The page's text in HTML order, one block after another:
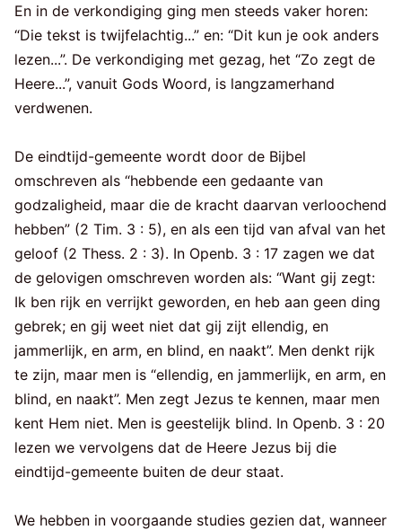
En in de verkondiging ging men steeds vaker horen:
“Die tekst is twijfelachtig...” en: “Dit kun je ook anders
lezen...”. De verkondiging met gezag, het “Zo zegt de
Heere...”, vanuit Gods Woord, is langzamerhand
verdwenen.
De eindtijd-gemeente wordt door de Bijbel
omschreven als “hebbende een gedaante van
godzaligheid, maar die de kracht daarvan verloochend
hebben” (2 Tim. 3 : 5), en als een tijd van afval van het
geloof (2 Thess. 2 : 3). In Openb. 3 : 17 zagen we dat
de gelovigen omschreven worden als: “Want gij zegt:
Ik ben rijk en verrijkt geworden, en heb aan geen ding
gebrek; en gij weet niet dat gij zijt ellendig, en
jammerlijk, en arm, en blind, en naakt”. Men denkt rijk
te zijn, maar men is “ellendig, en jammerlijk, en arm, en
blind, en naakt”. Men zegt Jezus te kennen, maar men
kent Hem niet. Men is geestelijk blind. In Openb. 3 : 20
lezen we vervolgens dat de Heere Jezus bij die
eindtijd-gemeente buiten de deur staat.
We hebben in voorgaande studies gezien dat, wanneer